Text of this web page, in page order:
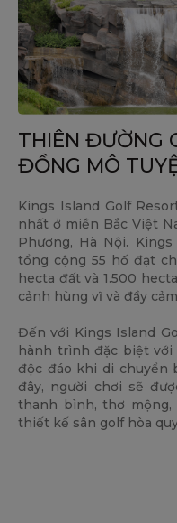
THIÊN ĐƯỜNG
ĐỒNG MÔ
Kings Island Golf
nhất ở miền Bắc Việt
Phương, Hà Nội.
tổng cộng 55 hố đạt
hecta đất và 1.500
cảnh hùng vĩ và đầy
Đến với Kings Island
hành trình đặc biệt với
độc đáo khi di chuyển
đây, người chơi sẽ
thanh bình, thơ
thiết kế sân golf hòa
Với dịch vụ đẳng cấp,
kế sân được các kiến